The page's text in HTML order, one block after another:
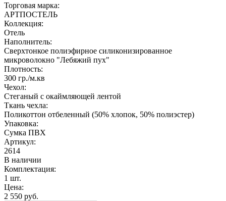
Торговая марка:
АРТПОСТЕЛЬ
Коллекция:
Отель
Наполнитель:
Сверхтонкое полиэфирное силиконизированное
микроволокно "Лебяжий пух"
Плотность:
300 гр./м.кв
Чехол:
Стеганый с окаймляющей лентой
Ткань чехла:
Поликоттон отбеленный (50% хлопок, 50% полиэстер)
Упаковка:
Сумка ПВХ
Артикул:
2614
В наличии
Комплектация:
1 шт.
Цена:
2 550 руб.